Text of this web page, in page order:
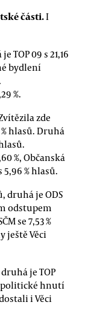
části.I
TOP 09 s 21,16
bydlení
%.
zde
hlasů. Druhá
%, Občanská
5,96 % hlasů.
druhá je ODS
odstupem
se 7,53 %
ještě Věci
druhá je TOP
politické hnutí
i Věci